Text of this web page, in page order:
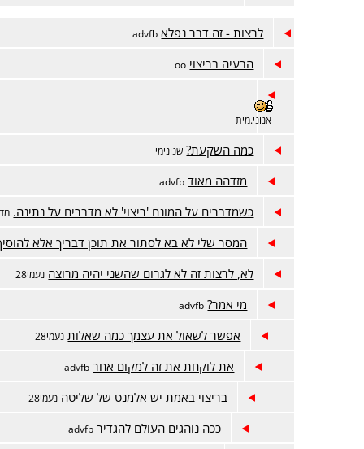
לרצות - זה דבר נפלא advfb
הבעיה בריצוי oo
אנוני.מית
כמה השקעת? שנונימי
מזדהה מאוד advfb
כשמדברים על המונח 'ריצוי' לא מדברים על נתינה.
המסר שלי לא בא לסתור את תוכן דבריך אלא
לא, לרצות זה לא לגרום שהשני יהיה מרוצה נעמי28
מי אמר? advfb
אפשר לשאול את עצמך כמה שאלות נעמי28
את לוקחת את זה למקום אחר advfb
בריצוי באמת יש אלמנט של שליטה נעמי28
ככה נוהגים העולם להגדיר advfb